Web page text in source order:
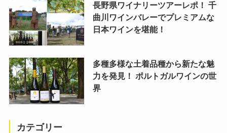
長野県ワイナリーツアーレポ！ 千
曲川ワインバレーでプレミアムな
日本ワインを堪能！
多種多様な土着品種から新たな魅
力を発見！ ポルトガルワインの世
界
カテゴリー